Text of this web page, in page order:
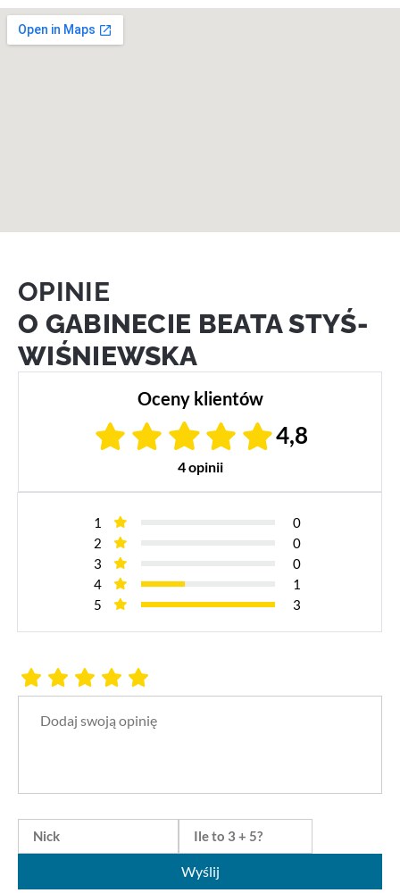
OPINIE
O GABINECIE BEATA STYŚ-
WIŚNIEWSKA
Oceny klientów
4,8
4 opinii
1
0
2
0
3
0
4
1
5
3
Wyślij